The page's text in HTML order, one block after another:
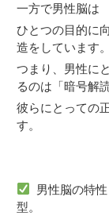
一方で男性脳は
ひとつの目的に
造をしています。
つまり、男性に
るのは 「暗号解
彼らにとっての
す。
男性脳の特性
型。